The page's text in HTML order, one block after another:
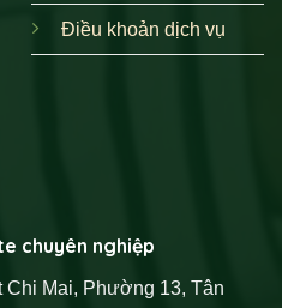
Điều khoản dịch vụ
chuyên nghiệp
Chi Mai, Phường 13, Tân